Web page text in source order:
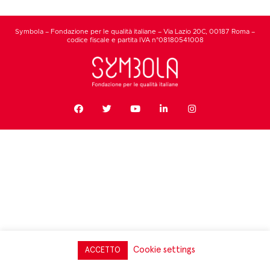
Symbola – Fondazione per le qualità italiane – Via Lazio 20C, 00187 Roma –
codice fiscale e partita IVA n°08180541008
ACCETTO Cookie settings